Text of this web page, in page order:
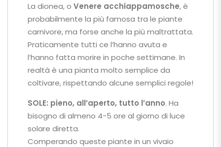
La dionea, o Venere acchiappamosche, è
probabilmente la più famosa tra le piante
carnivore, ma forse anche la più maltrattata.
Praticamente tutti ce l’hanno avuta e
l’hanno fatta morire in poche settimane. In
realtà è una pianta molto semplice da
coltivare, rispettando alcune semplici regole!
SOLE: pieno, all’aperto, tutto l’anno. Ha
bisogno di almeno 4-5 ore al giorno di luce
solare diretta.
Comperando queste piante in un vivaio